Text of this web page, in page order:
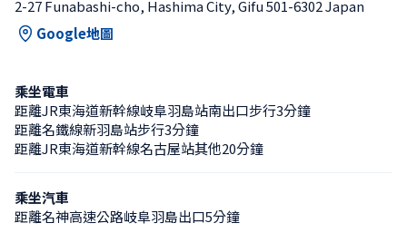
2-27 Funabashi-cho, Hashima City, Gifu 501-6302 Japan
Google地圖
乘坐電車
距離JR東海道新幹線岐阜羽島站南出口步行3分鐘
距離名鐵線新羽島站步行3分鐘
距離JR東海道新幹線名古屋站其他20分鐘
乘坐汽車
距離名神高速公路岐阜羽島出口5分鐘